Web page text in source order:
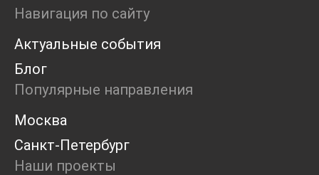
Ярмарка
Open call
Экскурсия
Дискуссия
Cosmoscow 2024
Blazar 2024
Встречи
Круглый стол
Навигация по сайту
Актуальные события
Блог
Популярные направления
Москва
Санкт-Петербург
Наши проекты